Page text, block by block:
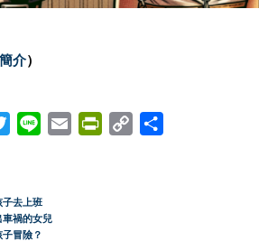
介）
t
t
e
去上班
禍的女兒
冒險？